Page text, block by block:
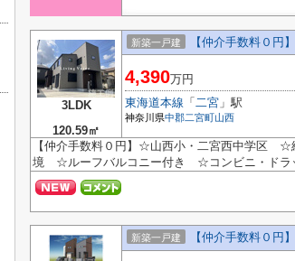
3LDK
120.59㎡
新築一戸建 【仲介手数料０
4,390万円
東海道本線 「 二宮 」駅
神奈川県中郡二宮町山西
【仲介手数料０円】☆山西小・二宮西中学区
境 ☆ルーフバルコニー付き ☆コンビニ・ドラ
新築一戸建 【仲介手数料０